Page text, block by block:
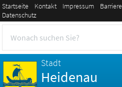
Startseite Kontakt Impressum
Datenschutz
Stadt
Heidenau